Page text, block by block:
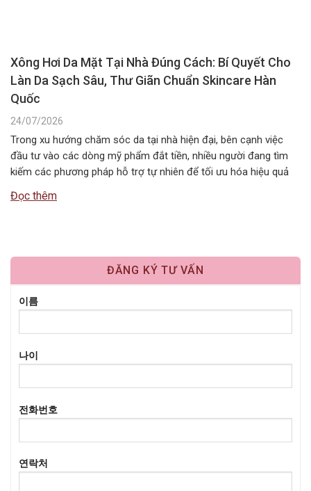
Xông Hơi Da Mặt Tại Nhà Đúng Cách: Bí Quyết Cho
Làn Da Sạch Sâu, Thư Giãn Chuẩn Skincare Hàn
Quốc
24/07/2026
Trong xu hướng chăm sóc da tại nhà hiện đại, bên cạnh việc
đầu tư vào các dòng mỹ phẩm đắt tiền, nhiều người đang tìm
kiếm các phương pháp hỗ trợ tự nhiên để tối ưu hóa hiệu quả
mang lại cảm…
Đọc thêm
ĐĂNG KÝ TƯ VẤN
이름
나이
전화번호
연락처